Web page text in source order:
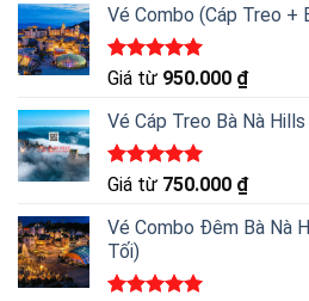
Vé Combo (Cáp Treo
Được xếp
5 sao
Giá từ 950.000 ₫
Vé Cáp Treo Bà Nà
Được xếp
5 sao
Giá từ 750.000 ₫
Vé Combo Đêm Bà Nà
Tối)